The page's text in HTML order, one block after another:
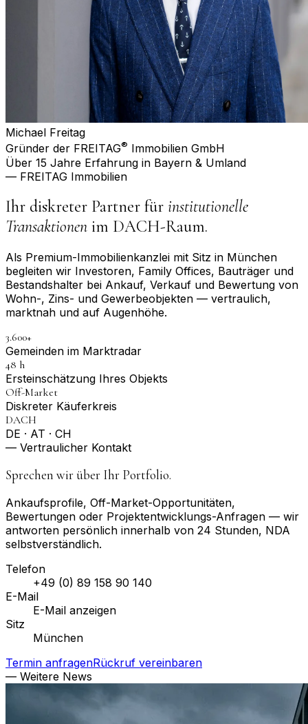
Michael Freitag
Gründer der FREITAG® Immobilien GmbH
Über 15 Jahre Erfahrung in Bayern & Umland
— FREITAG Immobilien
Ihr diskreter Partner für institutionelle
Transaktionen im DACH-Raum.
Als Premium-Immobilienkanzlei mit Sitz in München
begleiten wir Investoren, Family Offices, Bauträger und
Bestandshalter bei Ankauf, Verkauf und Bewertung von
Wohn-, Zins- und Gewerbeobjekten — vertraulich,
marktnah und auf Augenhöhe.
3.600+
Gemeinden im Marktradar
48 h
Erst­einschätzung Ihres Objekts
Off-Market
Diskreter Käuferkreis
DACH
DE · AT · CH
— Vertraulicher Kontakt
Sprechen wir über Ihr Portfolio.
Ankaufsprofile, Off-Market-Opportunitäten,
Bewertungen oder Projektentwicklungs-Anfragen — wir
antworten persönlich innerhalb von 24 Stunden, NDA
selbstverständlich.
Telefon
+49 (0) 89 158 90 140
E-Mail
E-Mail anzeigen
Sitz
München
Termin anfragenRückruf vereinbaren
— Weitere News